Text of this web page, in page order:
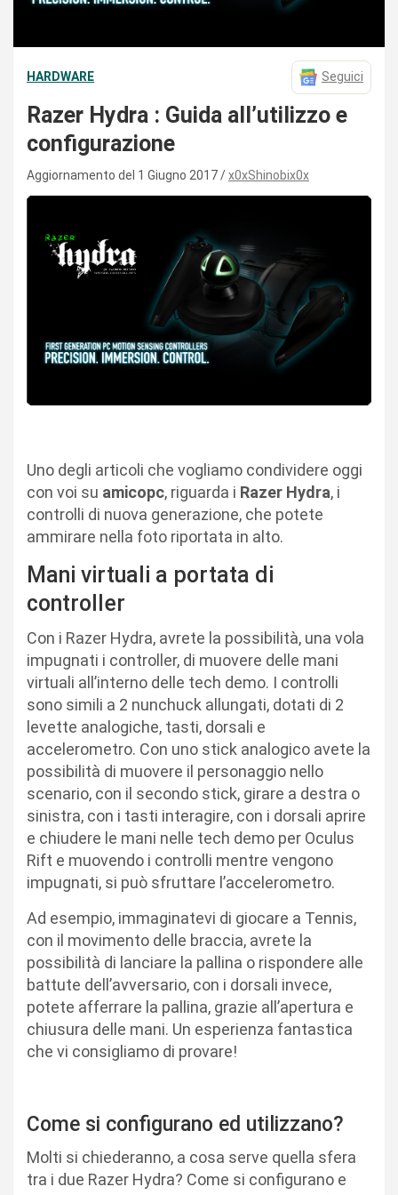
HARDWARE Seguici
Razer Hydra : Guida all’utilizzo e
configurazione
Aggiornamento del 1 Giugno 2017 x0xShinobix0x
Uno degli articoli che vogliamo condividere oggi
con voi su amicopc, riguarda i Razer Hydra, i
controlli di nuova generazione, che potete
ammirare nella foto riportata in alto.
Mani virtuali a portata di
controller
Con i Razer Hydra, avrete la possibilità, una vola
impugnati i controller, di muovere delle mani
virtuali all’interno delle tech demo. I controlli
sono simili a 2 nunchuck allungati, dotati di 2
levette analogiche, tasti, dorsali e
accelerometro. Con uno stick analogico avete la
possibilità di muovere il personaggio nello
scenario, con il secondo stick, girare a destra o
sinistra, con i tasti interagire, con i dorsali aprire
e chiudere le mani nelle tech demo per Oculus
Rift e muovendo i controlli mentre vengono
impugnati, si può sfruttare l’accelerometro.
Ad esempio, immaginatevi di giocare a Tennis,
con il movimento delle braccia, avrete la
possibilità di lanciare la pallina o rispondere alle
battute dell’avversario, con i dorsali invece,
potete afferrare la pallina, grazie all’apertura e
chiusura delle mani. Un esperienza fantastica
che vi consigliamo di provare!
Come si configurano ed utilizzano?
Molti si chiederanno, a cosa serve quella sfera
tra i due Razer Hydra? Come si configurano e